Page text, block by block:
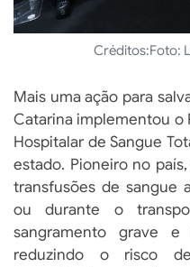
Créditos:Foto:
Mais uma ação para
Catarina implementou o
Hospitalar de Sangue
estado. Pioneiro no
transfusões de sangue
ou durante o
sangramento grave
reduzindo o risco